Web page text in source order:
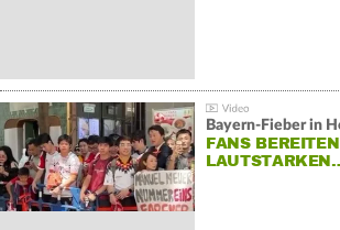
Bayern-Fieber in
FANS